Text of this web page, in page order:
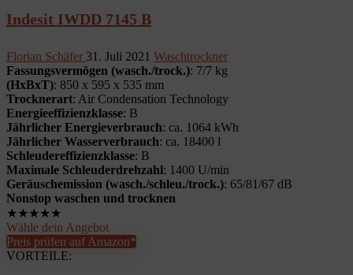
Indesit IWDD 7145 B
Florian Schäfer 31. Juli 2021 Waschtrockner
Fassungsvermögen (wasch./trock.): 7/7 kg
(HxBxT): 850 x 595 x 535 mm
Trocknerart: Air Condensation Technology
Energieeffizienzklasse: B
Jährlicher Energieverbrauch: ca. 1064 kWh
Jährlicher Wasserverbrauch: ca. 18400 l
Schleudereffizienzklasse: B
Maximale Schleuderdrehzahl: 1400 U/min
Geräuschemission (wasch./schleu./trock.): 65/81/67 dB
Nonstop waschen und trocknen
★★★★★
Wähle dein Angebot
Preis prüfen auf Amazon*
VORTEILE: